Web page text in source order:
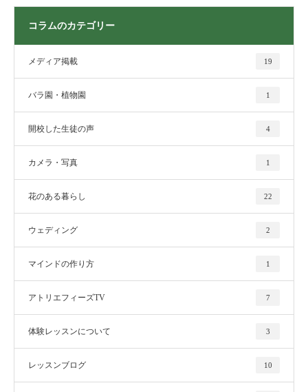
コラムのカテゴリー
メディア掲載 19
バラ園・植物園 1
開校した生徒の声 4
カメラ・写真 1
花のある暮らし 22
ウェディング 2
マインドの作り方 1
アトリエフィーズTV 7
体験レッスンについて 3
レッスンブログ 10